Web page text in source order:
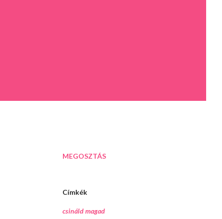
MEGOSZTÁS
Címkék
csináld magad